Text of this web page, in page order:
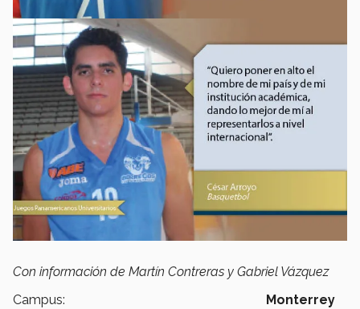
Con información de Martín Contreras y Gabriel Vázquez
Campus:
Monterrey